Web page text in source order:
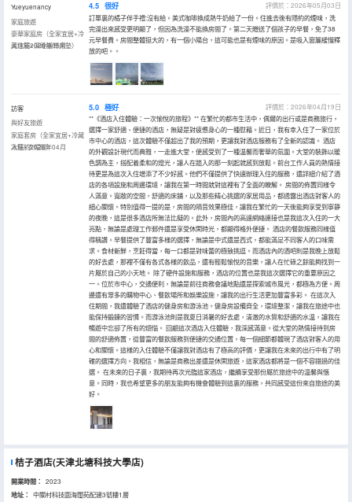
Yueyuenancy
家庭旅遊
豪華家庭房（全家宜居+冷
藏冰箱+深睡護脊床墊）
入住於2026年05月
4.5 很好
評價於：2026年05月03日
訂單裏的橘子伴手禮:沒有給。美式咖啡換成熱牛奶給了一份。住進去後有隱約的煙味，洗
完澡出來感受更明顯了，但因為洗澡不能換房間了。第二天贈送了個孩子的早餐，免了38
元早餐費。房間整體挺大的，有一個小陽台，這可能也是有煙味的原因。是吸入窗簾緩慢釋
放的吧。。
訪客
與好友旅遊
家庭套房（全家宜居+冷藏
冰箱+衣帽間）
入住於2026年04月
5.0 極好
評價於：2026年04月19日
**《酒店入住體驗：一次愉悅的旅程》** 在繁忙的都市生活中，偶爾的出行或是商務旅行，
選擇一家舒適、便捷的酒店，無疑是對疲憊身心的一種慰藉。近日，我有幸入住了一家位於
市中心的酒店，這次體驗不僅超出了我的預期，更讓我對酒店服務有了全新的認識。 酒店
的外觀設計現代而典雅，一走進大堂，便感受到了一種温馨而奢華的氛圍。大堂的裝飾以暖
色調為主，搭配着柔和的燈光，讓人在踏入的那一刻起就感到放鬆。前台工作人員的熱情接
待更是為這次入住增添了不少好感。他們不僅提供了快速辦理入住的服務，還詳細介紹了酒
店的各項設施和周邊環境，讓我在第一時間就對這裡有了全面的瞭解。 房間的佈置同樣令
人滿意。寬敞的空間，舒適的床鋪，以及那些精心挑選的家居用品，都透露出酒店對客人的
細心關懷。特別值得一提的是，房間的隔音效果極佳，讓我在繁忙的一天後能夠享受到寧靜
的夜晚，這是很多酒店所無法比擬的。此外，房間內的高速網絡連接也是我這次入住的一大
亮點，無論是處理工作郵件還是享受休閑時光，都顯得格外便捷。 酒店的餐飲服務同樣值
得稱讚。早餐提供了豐富多樣的選擇，無論是中式還是西式，都能滿足不同客人的口味需
求。食材新鮮，烹飪得當，每一口都是對味蕾的極致挑逗。而酒店內的酒吧則是我晚上放鬆
的好去處，那裡不僅有各式各樣的飲品，還有輕鬆愉悅的音樂，讓人在忙碌之餘能夠找到一
片屬於自己的小天地。 除了硬件設施和服務，酒店的位置也是我這次選擇它的重要原因之
一。位於市中心，交通便利，無論是前往商務會議地點還是探索城市風光，都極為方便。周
邊還有眾多的購物中心、餐飲場所和娛樂設施，讓我的出行生活更加豐富多彩。 在這次入
住期間，我還體驗了酒店的健身房和游泳池。健身房設備齊全，環境整潔，讓我在旅途中也
能保持鍛鍊的習慣。而游泳池則是我夏日消暑的好去處，清澈的水質和舒適的水温，讓我在
暢遊中忘卻了所有的煩惱。 回顧這次酒店入住體驗，我深感滿意。從大堂的熱情接待到房
間的舒適佈置，從豐富的餐飲服務到便捷的交通位置，每一個細節都體現了酒店對客人的用
心和關懷。這樣的入住體驗不僅讓我對酒店有了極高的評價，更讓我在未來的出行中有了明
確的選擇方向。我相信，無論是商務出差還是休閑旅遊，這家酒店都將是一個不容錯過的佳
選。 在未來的日子裏，我期待再次光臨這家酒店，繼續享受那份屬於旅途中的温馨與愜
意。同時，我也希望更多的朋友能夠有機會體驗到這裏的服務，共同感受這份來自旅途的美
好。
桔子酒店(天津北塘科技大學店)
開業時間： 2023
地址：
中關村科技園海闊苑配建3號樓1層